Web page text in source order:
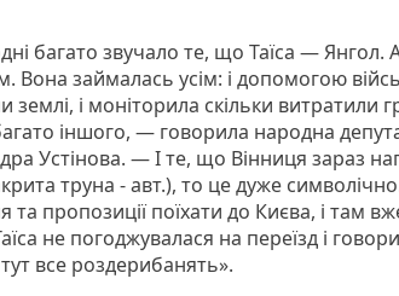
багато звучало те, що Таїса — Янгол.
Вона займалась усім: і допомогою
землі, і моніторила скільки витратили
іншого, — говорила народна
Устінова. — І те, що Вінниця зараз
труна - авт.), то це дуже
та пропозиції поїхати до Києва, і там
не погоджувалася на переїзд і
все роздерибанять».